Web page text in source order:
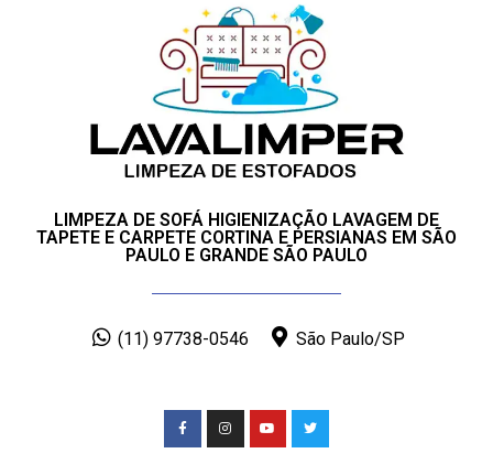
LIMPEZA DE SOFÁ HIGIENIZAÇÃO LAVAGEM DE
TAPETE E CARPETE CORTINA E PERSIANAS EM SÃO
PAULO E GRANDE SÃO PAULO
(11) 97738-0546 São Paulo/SP